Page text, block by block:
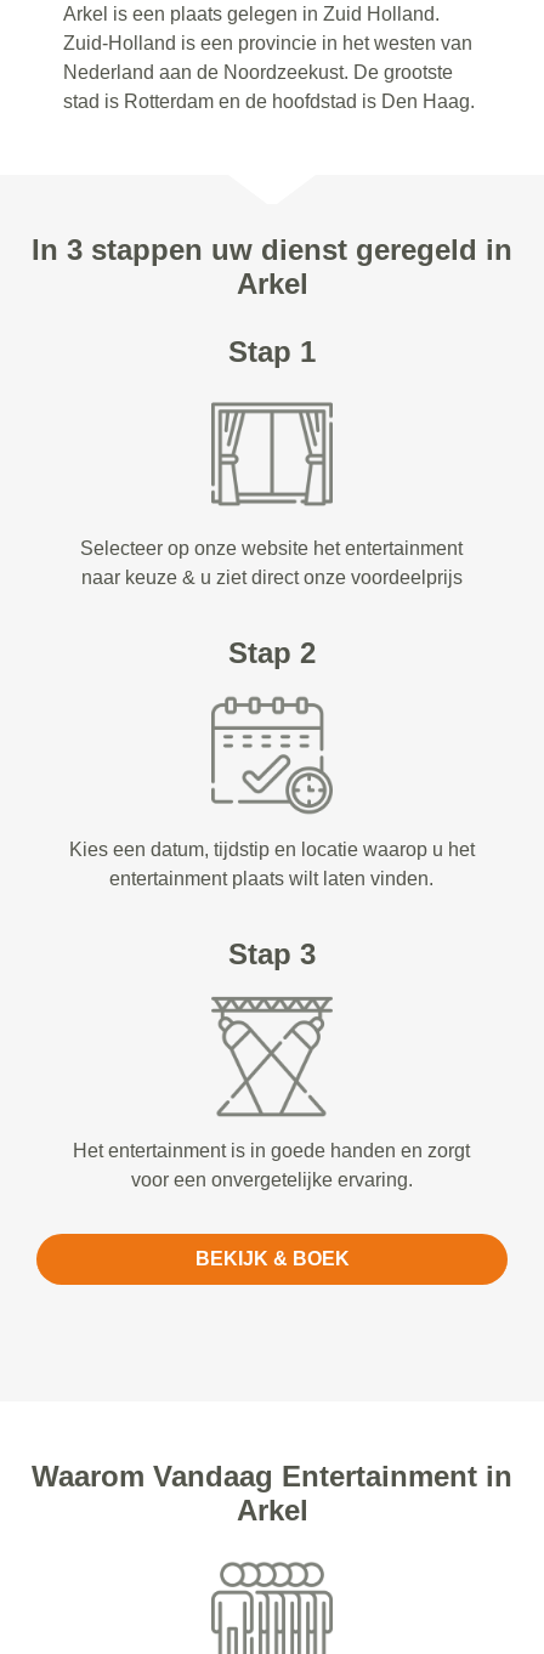
Arkel is een plaats gelegen in Zuid Holland.
Zuid-Holland is een provincie in het westen van
Nederland aan de Noordzeekust. De grootste
stad is Rotterdam en de hoofdstad is Den Haag.
In 3 stappen uw dienst geregeld in
Arkel
Stap 1
Selecteer op onze website het entertainment
naar keuze & u ziet direct onze voordeelprijs
Stap 2
Kies een datum, tijdstip en locatie waarop u het
entertainment plaats wilt laten vinden.
Stap 3
Het entertainment is in goede handen en zorgt
voor een onvergetelijke ervaring.
BEKIJK & BOEK
Waarom Vandaag Entertainment in
Arkel